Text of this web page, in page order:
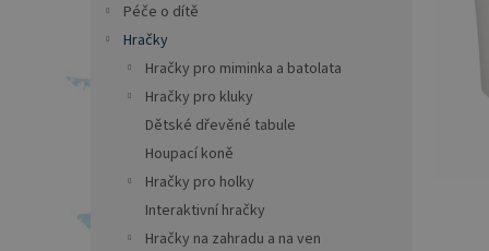
Péče o dítě
Hračky
Hračky pro miminka a batolata
Hračky pro kluky
Dětské dřevěné tabule
Houpací koně
Hračky pro holky
Interaktivní hračky
Hračky na zahradu a na ven